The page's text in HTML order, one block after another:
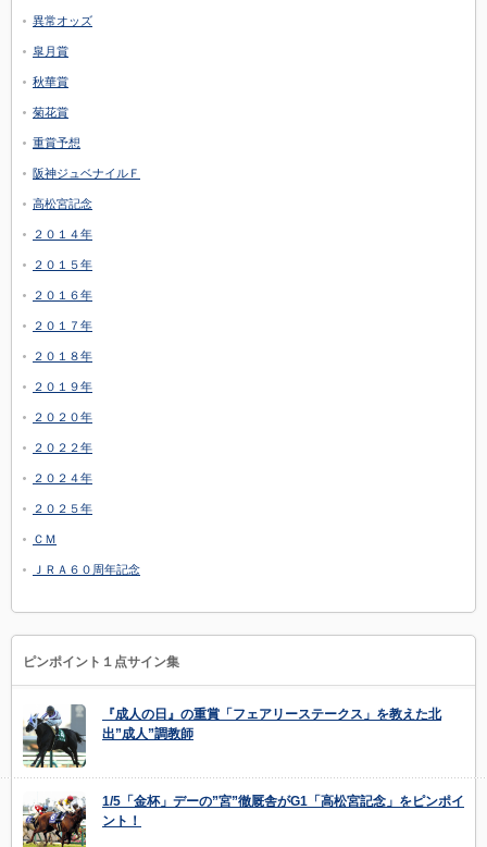
異常オッズ
皐月賞
秋華賞
菊花賞
重賞予想
阪神ジュベナイルＦ
高松宮記念
２０１４年
２０１５年
２０１６年
２０１７年
２０１８年
２０１９年
２０２０年
２０２２年
２０２４年
２０２５年
ＣＭ
ＪＲＡ６０周年記念
ピンポイント１点サイン集
『成人の日』の重賞「フェアリーステークス」を教えた北
出”成人”調教師
1/5「金杯」デーの”宮”徹厩舎がG1「高松宮記念」をピンポイ
ント！